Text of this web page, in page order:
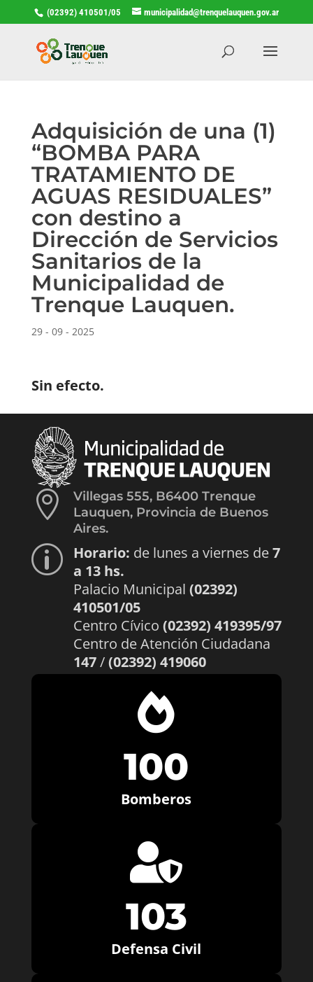
(02392) 410501/05 municipalidad@trenquelauquen.gov.ar
Adquisición de una (1)
“BOMBA PARA
TRATAMIENTO DE
AGUAS RESIDUALES”
con destino a
Dirección de Servicios
Sanitarios de la
Municipalidad de
Trenque Lauquen.
29 - 09 - 2025
Sin efecto.

Villegas 555, B6400 Trenque
Lauquen, Provincia de Buenos
Aires.
p Horario: de lunes a viernes de7
a 13 hs.
Palacio Municipal (02392)
410501/05
Centro Cívico (02392) 419395/97
Centro de Atención Ciudadana
147/(02392) 419060

100
Bomberos

103
Defensa Civil